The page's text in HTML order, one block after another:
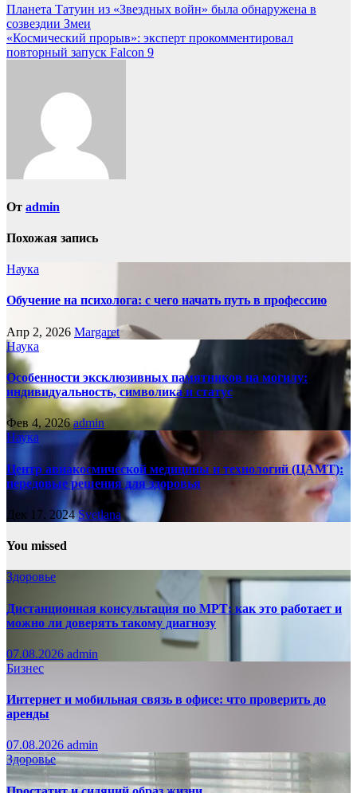
Навигация
по
записям
Планета Татуин из «Звездных войн» была обнаружена в
созвездии Змеи
«Космический прорыв»: эксперт прокомментировал
повторный запуск Falcon 9
От admin
Похожая запись
Наука
Обучение на психолога: с чего начать путь в профессию
Апр 2, 2026 Margaret
Наука
Особенности эксклюзивных памятников на могилу:
индивидуальность, символика и статус
Фев 4, 2026admin
Наука
Центр авиакосмической медицины и технологий (ЦАМТ):
передовые решения для здоровья
Дек 17, 2024Svetlana
You missed
Здоровье
Дистанционная консультация по МРТ: как это работает и
можно ли доверять такому диагнозу
07.08.2026 admin
Бизнес
Интернет и мобильная связь в офисе: что проверить до
аренды
07.08.2026 admin
Здоровье